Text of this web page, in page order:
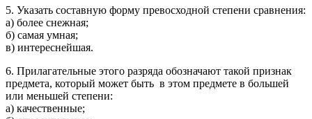
5. Указать составную форму превосходной степени сравнения:
а) более снежная;
б) самая умная;
в) интереснейшая.
6. Прилагательные этого разряда обозначают такой признак
предмета, который может быть в этом предмете в большей
или меньшей степени:
а) качественные;